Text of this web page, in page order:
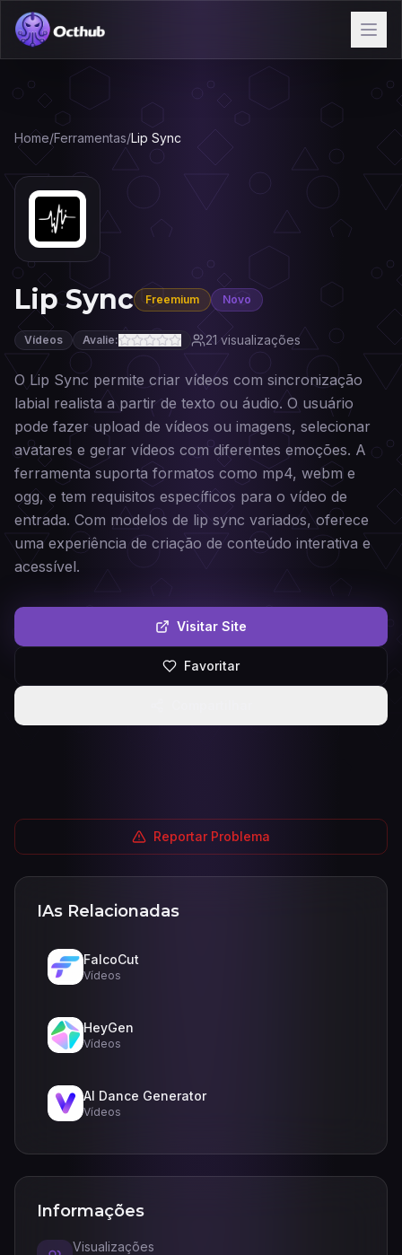
Home/Ferramentas/Lip Sync
Lip Sync Freemium Novo
Vídeos Avalie: 21visualizações
O Lip Sync permite criar vídeos com sincronização
labial realista a partir de texto ou áudio. O usuário
pode fazer upload de vídeos ou imagens, selecionar
avatares e gerar vídeos com diferentes emoções. A
ferramenta suporta formatos como mp4, webm e
ogg, e tem requisitos específicos para o vídeo de
entrada. Com modelos de lip sync variados, oferece
uma experiência de criação de conteúdo interativa e
acessível.
Visitar Site
Favoritar
Reportar Problema
IAs Relacionadas
FalcoCut
Vídeos
HeyGen
Vídeos
AI Dance Generator
Vídeos
Informações
Visualizações